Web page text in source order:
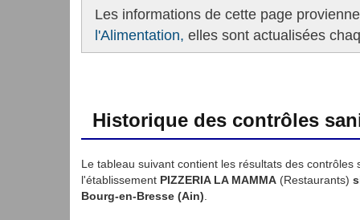
Les informations de cette page
l'Alimentation, elles sont actualisées
Historique des contrôles
Le tableau suivant contient les résultats des contrôles
l'établissement PIZZERIA LA MAMMA (Restaurants)
Bourg-en-Bresse (Ain)